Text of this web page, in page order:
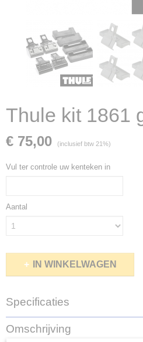
Thule kit 1861
€ 75,00 (inclusief btw 21%)
Vul ter controle uw kenteken in
Aantal
IN WINKELWAGEN
Specificaties
Bruto gewicht
0,02 Kg
Omschrijving